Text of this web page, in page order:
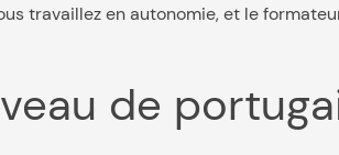
travaillez en autonomie, et le
de